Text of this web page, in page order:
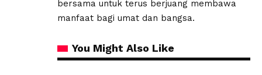
bersama untuk terus berjuang membawa
manfaat bagi umat dan bangsa.
You Might Also Like